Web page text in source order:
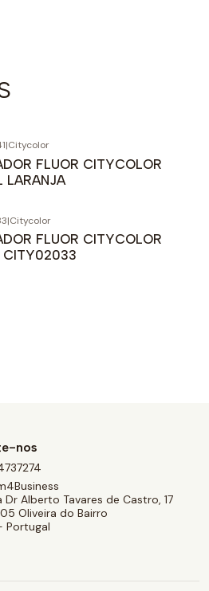
|Citycolor
FLUOR CITYCOLOR
LARANJA
|Citycolor
FLUOR CITYCOLOR
CITY02033
nos
Dr Alberto Tavares de Castro, 17
Oliveira do Bairro
Portugal